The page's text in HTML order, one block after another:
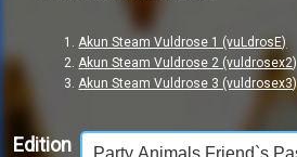
Akun Steam Vuldrose 1 (vuLdrosE)
Akun Steam Vuldrose 2 (vuldrosex2)
Akun Steam Vuldrose 3 (vuldrosex3)
Edition